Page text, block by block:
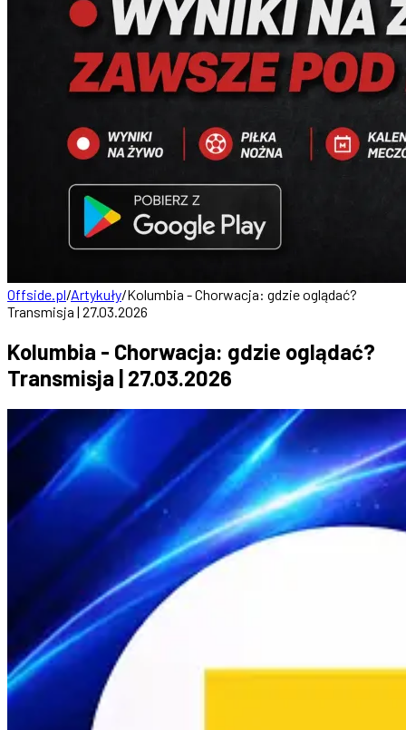
Offside.pl/Artykuły/Kolumbia - Chorwacja: gdzie oglądać?
Transmisja | 27.03.2026
Kolumbia - Chorwacja: gdzie oglądać?
Transmisja | 27.03.2026